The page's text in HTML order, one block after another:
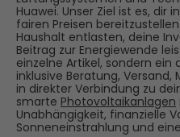
Huawei. Unser Ziel ist es, dir
fairen Preisen
Haushalt entlasten, deine
Beitrag zur Energiewende
einzelne Artikel, sondern
inklusive Beratung,
in direkter Verbindung zu
smarte Photovoltaikanlagen
Unabhängigkeit, finanzielle
Sonneneinstrahlung und